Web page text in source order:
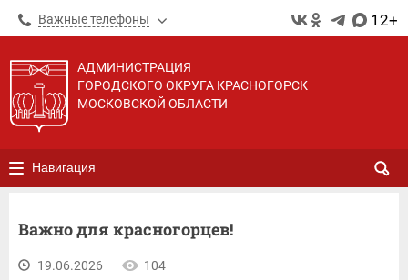
Важные телефоны 12+
АДМИНИСТРАЦИЯ
ГОРОДСКОГО ОКРУГА КРАСНОГОРСК
МОСКОВСКОЙ ОБЛАСТИ
Навигация
Важно для красногорцев!
19.06.2026 104